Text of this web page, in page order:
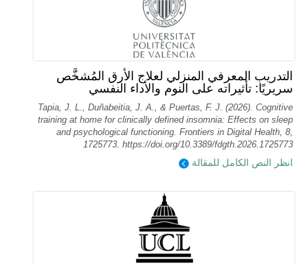
التدريب المعرفي المنزلي لعلاج الأرق المُشخَّص
سريريًا: تأثيراته على النوم والأداء النفسي
Tapia, J. L., Duñabeitia, J. A., & Puertas, F. J. (2026). Cognitive
training at home for clinically defined insomnia: Effects on sleep
and psychological functioning. Frontiers in Digital Health, 8,
1725773. https://doi.org/10.3389/fdgth.2026.1725773
انظر النص الكامل للمقالة